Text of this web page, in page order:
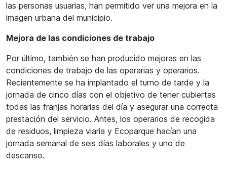
las personas usuarias, han permitido ver una mejora en la
imagen urbana del municipio.
Mejora de las condiciones de trabajo
Por último, también se han producido mejoras en las
condiciones de trabajo de las operarias y operarios.
Recientemente se ha implantado el turno de tarde y la
jornada de cinco días con el objetivo de tener cubiertas
todas las franjas horarias del día y asegurar una correcta
prestación del servicio. Antes, los operarios de recogida
de residuos, limpieza viaria y Ecoparque hacían una
jornada semanal de seis días laborales y uno de
descanso.